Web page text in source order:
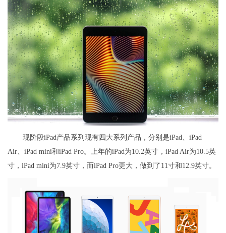
现阶段iPad产品系列现有四大系列产品，分别是iPad、iPad
Air、iPad mini和iPad Pro。上年的iPad为10.2英寸，iPad Air为10.5英
寸，iPad mini为7.9英寸，而iPad Pro更大，做到了11寸和12.9英寸。